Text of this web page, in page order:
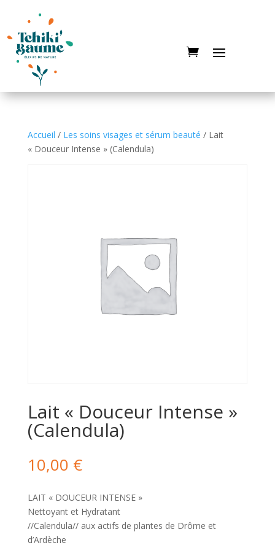
Accueil / Les soins visages et sérum beauté / Lait
« Douceur Intense » (Calendula)
Lait « Douceur Intense »
(Calendula)
10,00 €
LAIT « DOUCEUR INTENSE »
Nettoyant et Hydratant
//Calendula// aux actifs de plantes de Drôme et
d’Ardèche